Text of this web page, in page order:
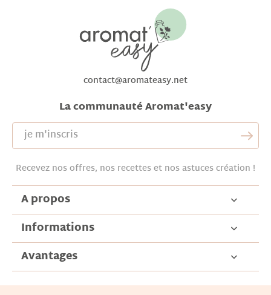
contact@aromateasy.net
La communauté Aromat'easy
Recevez nos offres, nos recettes et nos astuces création !
A propos
Informations
Avantages